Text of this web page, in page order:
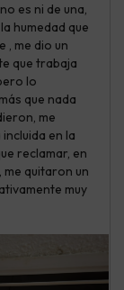
es ni de una,
humedad que
, me dio un
que trabaja
lo
que nada
me
en la
reclamar, en
quitaron un
muy